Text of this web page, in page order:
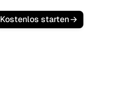
Kostenlos starten